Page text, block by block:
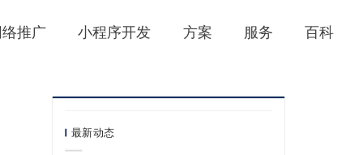
推广 小程序开发 方案 服务 百科
最新动态